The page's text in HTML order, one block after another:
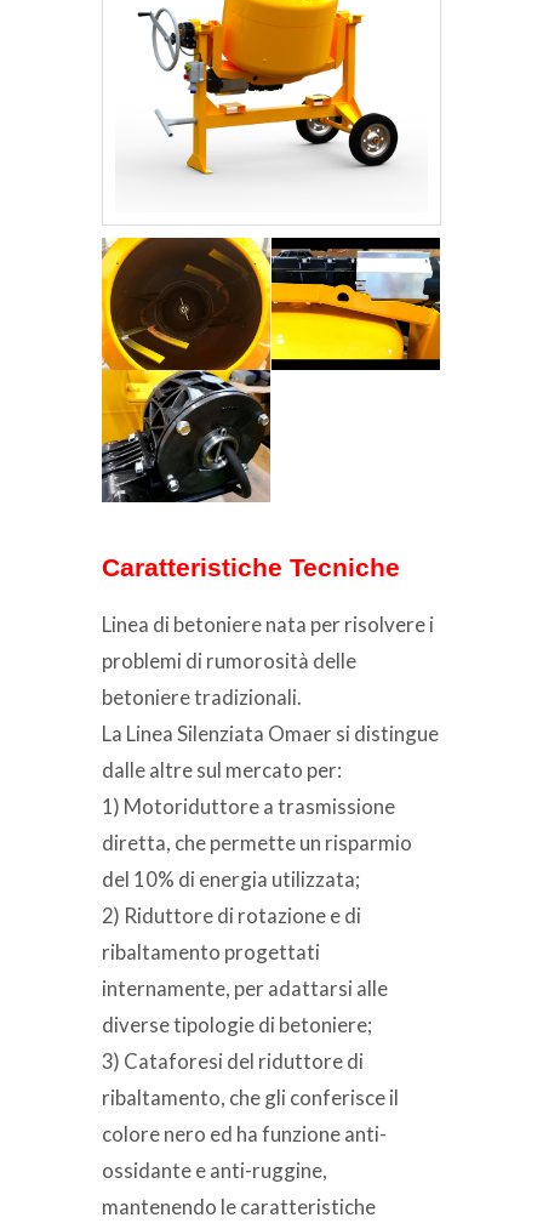
Caratteristiche Tecniche
Linea di betoniere nata per risolvere i
problemi di rumorosità delle
betoniere tradizionali.
La Linea Silenziata Omaer si distingue
dalle altre sul mercato per:
1) Motoriduttore a trasmissione
diretta, che permette un risparmio
del 10% di energia utilizzata;
2) Riduttore di rotazione e di
ribaltamento progettati
internamente, per adattarsi alle
diverse tipologie di betoniere;
3) Cataforesi del riduttore di
ribaltamento, che gli conferisce il
colore nero ed ha funzione anti-
ossidante e anti-ruggine,
mantenendo le caratteristiche